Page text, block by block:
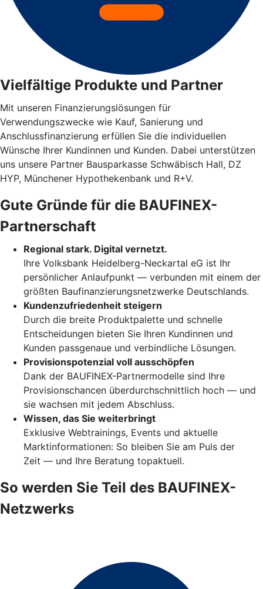
Vielfältige Produkte und Partner
Mit unseren Finanzierungslösungen für
Verwendungszwecke wie Kauf, Sanierung und
Anschlussfinanzierung erfüllen Sie die individuellen
Wünsche Ihrer Kundinnen und Kunden. Dabei unterstützen
uns unsere Partner Bausparkasse Schwäbisch Hall, DZ
HYP, Münchener Hypothekenbank und R+V.
Gute Gründe für die BAUFINEX-
Partnerschaft
Regional stark. Digital vernetzt.
Ihre Volksbank Heidelberg-Neckartal eG ist Ihr
persönlicher Anlaufpunkt — verbunden mit einem der
größten Baufinanzierungsnetzwerke Deutschlands.
Kundenzufriedenheit steigern
Durch die breite Produktpalette und schnelle
Entscheidungen bieten Sie Ihren Kundinnen und
Kunden passgenaue und verbindliche Lösungen.
Provisionspotenzial voll ausschöpfen
Dank der BAUFINEX-Partnermodelle sind Ihre
Provisionschancen überdurchschnittlich hoch — und
sie wachsen mit jedem Abschluss.
Wissen, das Sie weiterbringt
Exklusive Webtrainings, Events und aktuelle
Marktinformationen: So bleiben Sie am Puls der
Zeit — und Ihre Beratung topaktuell.
So werden Sie Teil des BAUFINEX-
Netzwerks